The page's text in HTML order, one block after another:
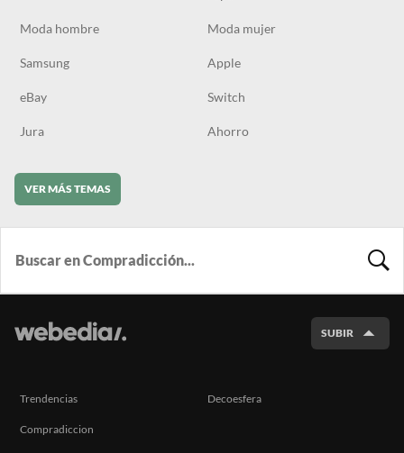
Moda hombre Moda mujer
Samsung Apple
eBay Switch
Jura Ahorro
VER MÁS TEMAS
SUBIR
Trendencias Decoesfera
Compradiccion